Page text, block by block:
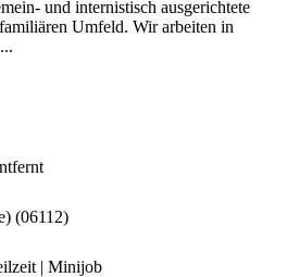
und internistisch ausgerichtete
Umfeld. Wir arbeiten in
(06112)
| Minijob